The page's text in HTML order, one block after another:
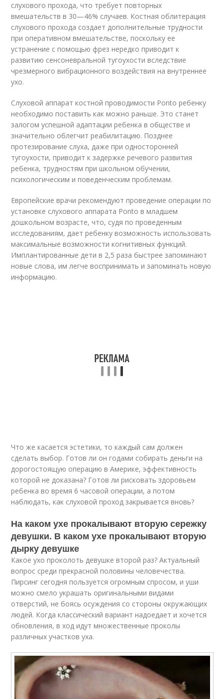
слухового прохода, что требует повторных
вмешательств в 30—46% случаев. Костная облитерация
слухового прохода создает дополнительные трудности
при оперативном вмешательстве, поскольку ее
устранение с помощью фрез нередко приводит к
развитию сенсоневральной тугоухости вследствие
чрезмерного вибрационного воздействия на внутреннее
ухо.
Слуховой аппарат костной проводимости Ponto ребенку
необходимо поставить как можно раньше. Это станет
залогом успешной адаптации ребенка в обществе и
значительно облегчит реабилитацию. Позднее
протезирование слуха, даже при односторонней
тугоухости, приводит к задержке речевого развития
ребенка, трудностям при школьном обучении,
психологическим и поведенческим проблемам.
Европейские врачи рекомендуют проведение операции по
установке слухового аппарата Ponto в младшем
дошкольном возрасте, что, судя по проведенным
исследованиям, дает ребенку возможность использовать
максимальные возможности когнитивных функций.
Имплантированные дети в 2,5 раза быстрее запоминают
новые слова, им легче воспринимать и запоминать новую
информацию.
Что же касается эстетики, то каждый сам должен
сделать выбор. Готов ли он годами собирать деньги на
дорогостоящую операцию в Америке, эффективность
которой не доказана? Готов ли рисковать здоровьем
ребенка во время 6 часовой операции, а потом
наблюдать, как слуховой проход закрывается вновь?
На каком ухе прокалывают вторую сережку
девушки. В каком ухе прокалывают вторую
дырку девушке
Какое ухо проколоть девушке второй раз? Актуальный
вопрос среди прекрасной половины человечества.
Пирсинг сегодня пользуется огромным спросом, и уши
можно смело украшать оригинальными видами
отверстий, не боясь осуждения со стороны окружающих
людей. Когда классический вариант надоедает и хочется
обновления, в ход идут множественные проколы
различных участков уха.